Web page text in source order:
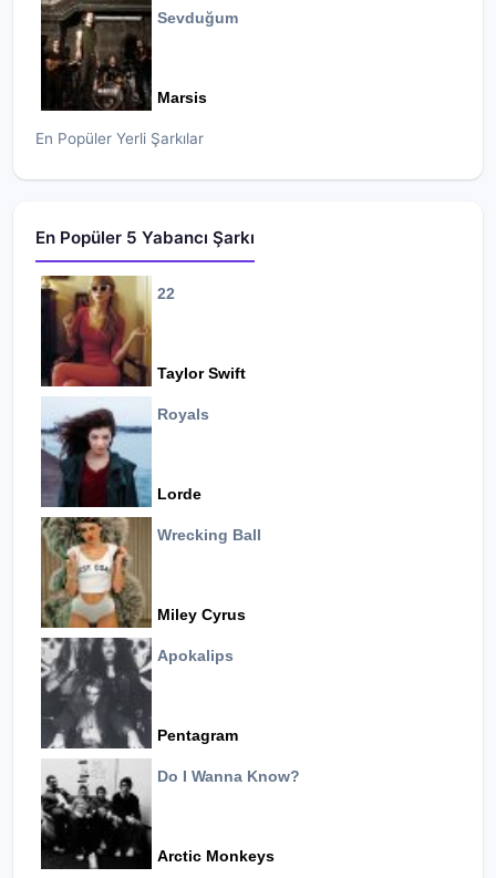
Sevduğum
Marsis
En Popüler Yerli Şarkılar
En Popüler 5 Yabancı Şarkı
22
Taylor Swift
Royals
Lorde
Wrecking Ball
Miley Cyrus
Apokalips
Pentagram
Do I Wanna Know?
Arctic Monkeys